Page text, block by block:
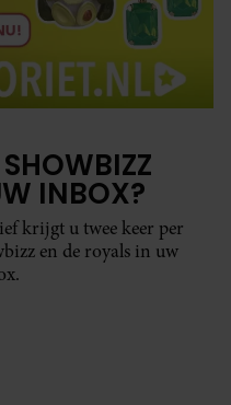
INBOX?
krijgt u twee keer per
en de royals in uw